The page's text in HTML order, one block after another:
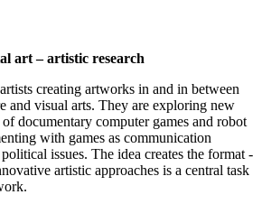
art – artistic research
creating artworks in and in between
and visual arts. They are exploring new
documentary computer games and robot
with games as communication
issues. The idea creates the format -
artistic approaches is a central task